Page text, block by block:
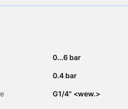
0...6 bar
0.4 bar
G1/4" <wew.>